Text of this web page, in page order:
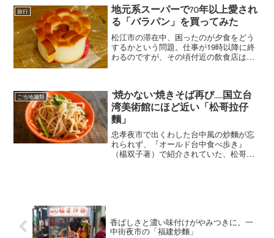
に大豆をすりつぶした呉汁を使用したそ
ば。小麦粉よりもタンパ...
旅行
地元系スーパーで70年以上愛され
る「バラパン」を買ってみた
松江市の滞在中、困ったのが夕食をどう
するかという問題。仕事が19時以降に終
わるのですが、その頃付近の飲食店はほ
店は割高に感じて足が遠の...
ご当地麺類
“焼かない”焼きそば再び……国立台
湾美術館にほど近い「松哥拉仔
麵」
忠孝夜市で出くわした台中風の炒麵が忘
れられず、『オールド台中食べ歩き』
（楊双子著）で紹介されていた、松哥拉
香ばしさと濃い味付けがやみつきに。一
中街夜市の「福建炒麵」